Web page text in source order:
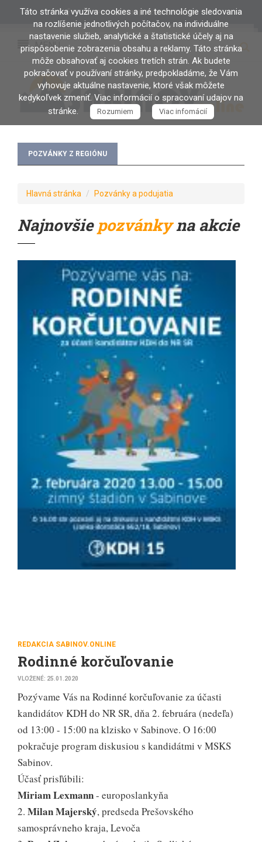
PRIHLÁSENIE / REGISTRÁCIA
MENU
POZVÁNKY Z REGIÓNU
Hlavná stránka Pozvánky a podujatia
Najnovšie pozvánkyna akcie
REDAKCIA SABINOV.ONLINE
Rodinné korčuľovanie
VLOŽENÉ: 25.01.2020
Pozývame Vás na Rodinné korčuľovanie za účasti
kandidátov KDH do NR SR, dňa 2. februára (nedeľa)
od 13:00 - 15:00 na klzisko v Sabinove. O 16:00
pokračuje program diskusiou s kandidátmi v MSKS
Sabinov.
Účasť prisľúbili:
Miriam Lexmann- europoslankyňa
2. Milan Majerský, predseda Prešovského
samosprávneho kraja, Levoča
Táto stránka využíva cookies a iné technológie sledovania
na rozlíšenie jednotlivých počítačov, na individuálne
nastavenie služieb, analytické a štatistické účely aj na
prispôsobenie zobrazenia obsahu a reklamy. Táto stránka
môže obsahovať aj cookies tretích strán. Ak budete
pokračovať v používaní stránky, predpokladáme, že Vám
vyhovuje aktuálne nastavenie, ktoré však môžete
kedykoľvek zmeniť. Viac informácií o spracovaní udajov na
stránke.
Rozumiem Viac infomácií